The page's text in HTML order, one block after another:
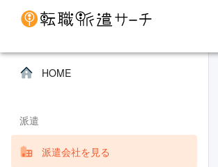
HOME
派遣
派遣会社を見る